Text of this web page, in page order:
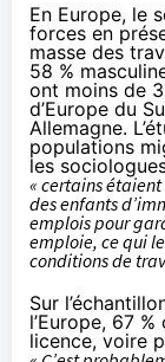
En Europe, le
forces en
masse des
58 %
ont moins de
d’Europe du
Allemagne.
populations
les
« certains
des enfants
emplois pour
emploie, ce qui
conditions de
Sur
l’Europe, 67
licence, voire